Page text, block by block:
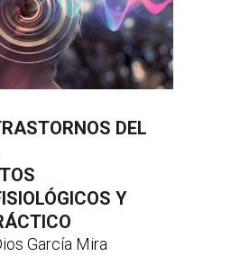
DEL
Y
García Mira